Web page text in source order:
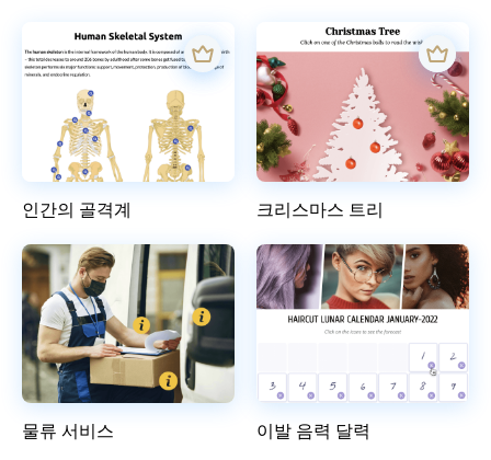
인간의 골격계 크리스마스 트리
물류 서비스 이발 음력 달력